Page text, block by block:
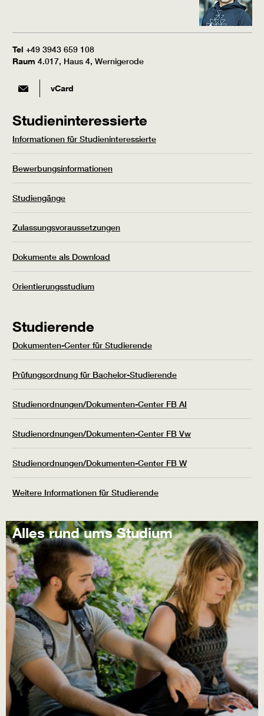
Tel +49 3943 659 108
Raum 4.017, Haus 4, Wernigerode
vCard
Studieninteressierte
Informationen für Studieninteressierte
Bewerbungsinformationen
Studiengänge
Zulassungsvoraussetzungen
Dokumente als Download
Orientierungsstudium
Studierende
Dokumenten-Center für Studierende
Prüfungsordnung für Bachelor-Studierende
Studienordnungen/Dokumenten-Center FB AI
Studienordnungen/Dokumenten-Center FB Vw
Studienordnungen/Dokumenten-Center FB W
Weitere Informationen für Studierende
Alles rund ums Studium